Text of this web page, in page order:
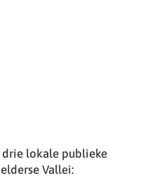
drie lokale publieke
Vallei: